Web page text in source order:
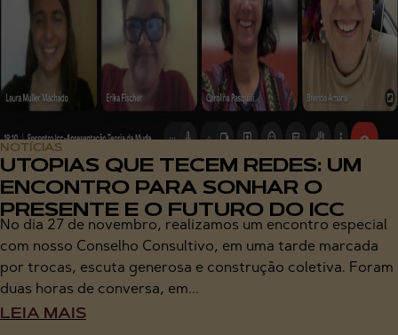
NOTÍCIAS
UTOPIAS QUE TECEM REDES: UM
ENCONTRO PARA SONHAR O
PRESENTE E O FUTURO DO ICC
No dia 27 de novembro, realizamos um encontro especial
com nosso Conselho Consultivo, em uma tarde marcada
por trocas, escuta generosa e construção coletiva. Foram
duas horas de conversa, em...
LEIA MAIS